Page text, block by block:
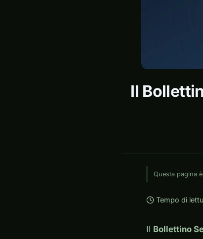
Il
Questa pagina
Tempo di
Il Bollettino